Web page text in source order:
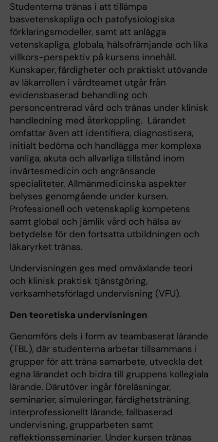
Studenterna tränas i att tillämpa
basvetenskapliga och patofysiologiska
förklaringsmodeller, samt att anlägga
vetenskapliga, globala, hälsofrämjande och lika
villkors-perspektiv på kursens innehåll.
Kunskaper, färdigheter och praktiskt utövande
av läkarrollen i vårdteamet utgår från
evidensbaserad behandling och
personcentrerad vård och tränas under klinisk
handledning med återkoppling. Lärandet
omfattar även att identifiera, diagnostisera,
initialt bedöma och handlägga mer komplexa
vanliga, akuta och allvarliga tillstånd inom
invärtesmedicin och angränsande
specialiteter. Allmänmedicinska aspekter
belyses genomgående under kursen.
Professionell och vetenskaplig kompetens
samt global och jämlik vård och hälsa av
betydelse för den fortsatta utbildningen och
läkaryrket tränas.
Undervisningen ges med omväxlande teori
och klinisk praktisk tjänstgöring,
verksamhetsförlagd undervisning (VFU).
Den teoretiska undervisningen
Genomförs dels i form av teambaserat lärande
(TBL), där studenterna arbetar tillsammans i
grupper för att träna samarbete, utveckla det
egna lärandet och bidra till gruppens kollegiala
lärande. Därutöver ingår föreläsningar,
seminarier, simuleringar, färdighetsträning,
interprofessionellt lärande, fallbaserad
undervisning, grupparbeten samt
reflektionsseminarier. Under kursen tränas